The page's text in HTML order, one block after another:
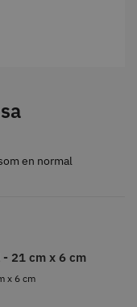
en normal
21 cm x 6 cm
x 6 cm